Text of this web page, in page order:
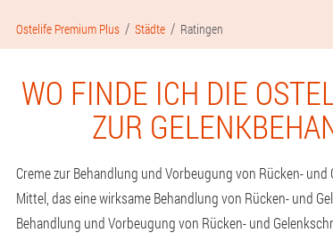
Ostelife Premium Plus Städte Ratingen
WO FINDE ICH DIE
ZUR
Creme zur Behandlung und Vorbeugung von Rücken-
Mittel, das eine wirksame Behandlung von Rücken- und
Behandlung und Vorbeugung von Rücken- und